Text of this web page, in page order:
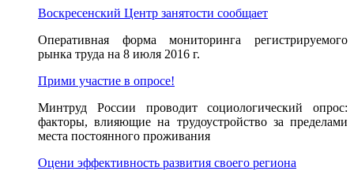
Воскресенский Центр занятости сообщает
Оперативная форма мониторинга регистрируемого
рынка труда на 8 июля 2016 г.
Прими участие в опросе!
Минтруд России проводит социологический опрос:
факторы, влияющие на трудоустройство за пределами
места постоянного проживания
Оцени эффективность развития своего региона